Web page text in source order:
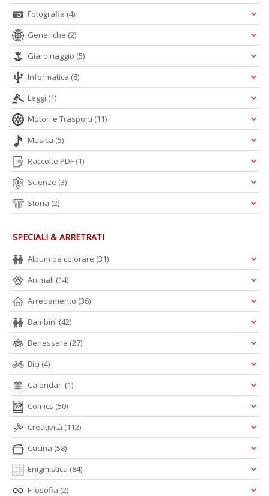
Fotografia (4)
Generiche (2)
Giardinaggio (5)
Informatica (8)
Leggi (1)
Motori e Trasporti (11)
Musica (5)
Raccolte PDF (1)
Scienze (3)
Storia (2)
SPECIALI & ARRETRATI
Album da colorare (31)
Animali (14)
Arredamento (36)
Bambini (42)
Benessere (27)
Bici (4)
Calendari (1)
Comics (50)
Creatività (112)
Cucina (58)
Enigmistica (84)
Filosofia (2)